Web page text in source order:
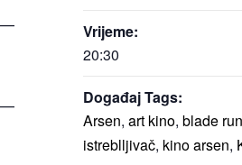
Vrijeme:
20:30
Događaj Tags:
Arsen, art kino, blade
istreblljivač, kino arsen,